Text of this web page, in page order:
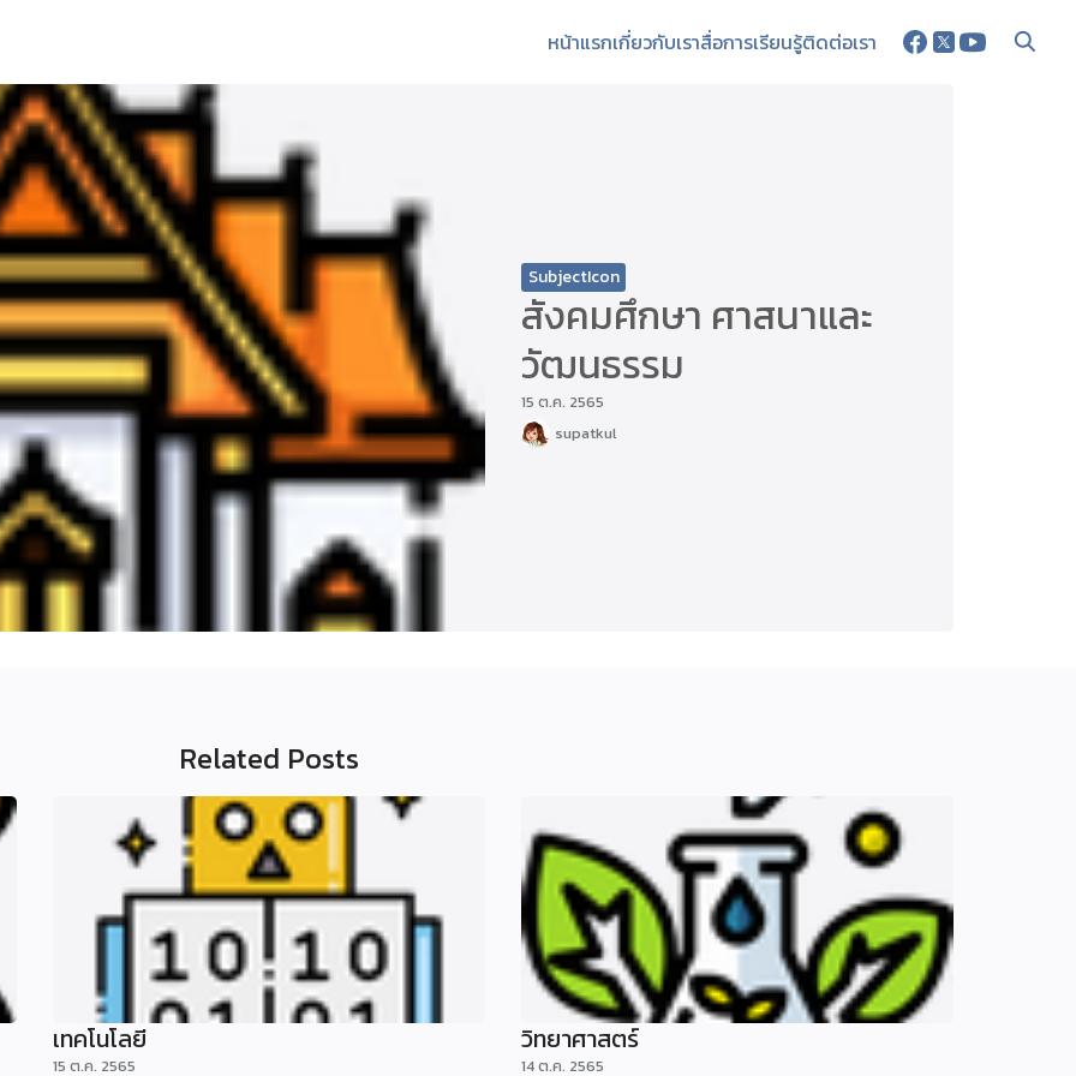
หน้าแรกเกี่ยวกับเราสื่อการเรียนรู้ติดต่อเรา
SubjectIcon
สังคมศึกษา ศาสนาและ
วัฒนธรรม
15 ต.ค. 2565
supatkul
Related Posts
เทคโนโลยี
15 ต.ค. 2565
วิทยาศาสตร์
14 ต.ค. 2565